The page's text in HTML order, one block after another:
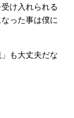
け入れられる
った事は僕に
も大丈夫だな